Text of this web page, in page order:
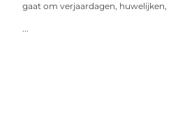
gaat om verjaardagen, huwelijken,
...